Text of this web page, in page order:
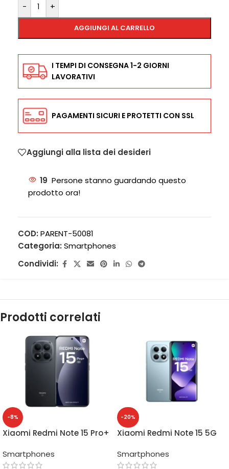
- +
AGGIUNGI AL CARRELLO
I TEMPI DI CONSEGNA 1-2 GIORNI
LAVORATIVI
PAGAMENTI SICURI E PROTETTI CON SSL
Aggiungi alla lista dei desideri
19 Persone stanno guardando questo
prodotto ora!
COD: PARENT-50081
Categoria: Smartphones
Condividi:
Prodotti correlati
-8%
Xiaomi Redmi Note 15 Pro+
Smartphones
-20%
Xiaomi Redmi Note 15 5G
Smartphones